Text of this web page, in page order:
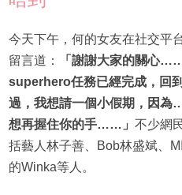
今天下午，何的女友在社交平
留言道：
「謝謝大家的關心
superhero任務已經完成，回
過，我想請一個小假期，因
想再握住你的手……」 不少網
括藝人林子善、Bob林盛斌、
的Winka等人。